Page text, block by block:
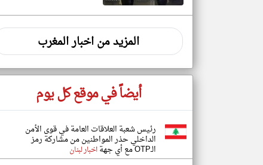
المزيد من اخبار المغرب
أيضاً في موقع كل يوم
رئيس شعبة العلاقات العامة في قوى الأمن
الداخلي حذر المواطنين من مشاركة رمز
الـOTP مع أي جهة اخبار لبنان